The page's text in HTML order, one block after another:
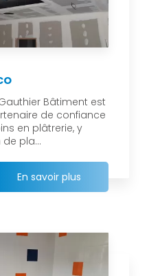
Bâtiment est
de confiance
en plâtrerie, y
pla...
En savoir plus